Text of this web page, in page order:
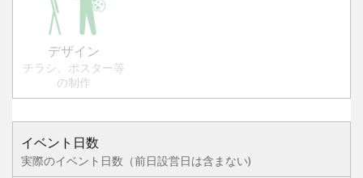
デザイン
チラシ、ポスター等
の制作
イベント日数
実際のイベント日数（前日設営日は含まない)